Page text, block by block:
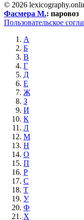
© 2026
Фасмера М.: паровоз
Пользовательское
А
Б
В
Г
Д
Е
Ж
З
И
К
Л
М
Н
О
П
Р
С
Т
У
Ф
Х